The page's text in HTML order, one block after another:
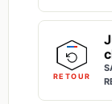
RETOUR